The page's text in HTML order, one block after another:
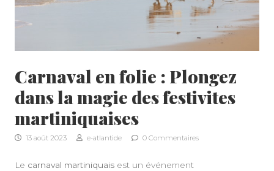
Carnaval en folie : Plongez
dans la magie des festivites
martiniquaises
13 août 2023 e-atlantide 0 Commentaires
Le carnaval martiniquais est un événement